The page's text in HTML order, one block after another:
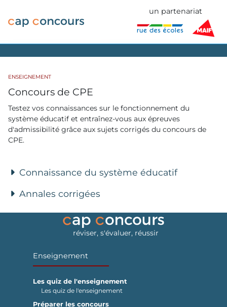
un partenariat
ENSEIGNEMENT
Concours de CPE
Testez vos connaissances sur le fonctionnement du
système éducatif et entraînez-vous aux épreuves
d'admissibilité grâce aux sujets corrigés du concours de
CPE.
Connaissance du système éducatif
Annales corrigées
réviser, s'évaluer, réussir
Enseignement
Les quiz de l'enseignement
Les quiz de l'enseignement
Préparer les concours